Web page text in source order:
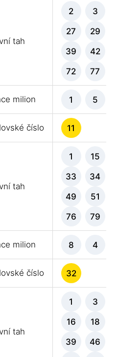
tah
2 3
27 29
39 42
72 77
milion 1 5
číslo 11
tah
1 15
33 34
49 51
76 79
milion 8 4
číslo 32
tah
1 3
16 18
39 46